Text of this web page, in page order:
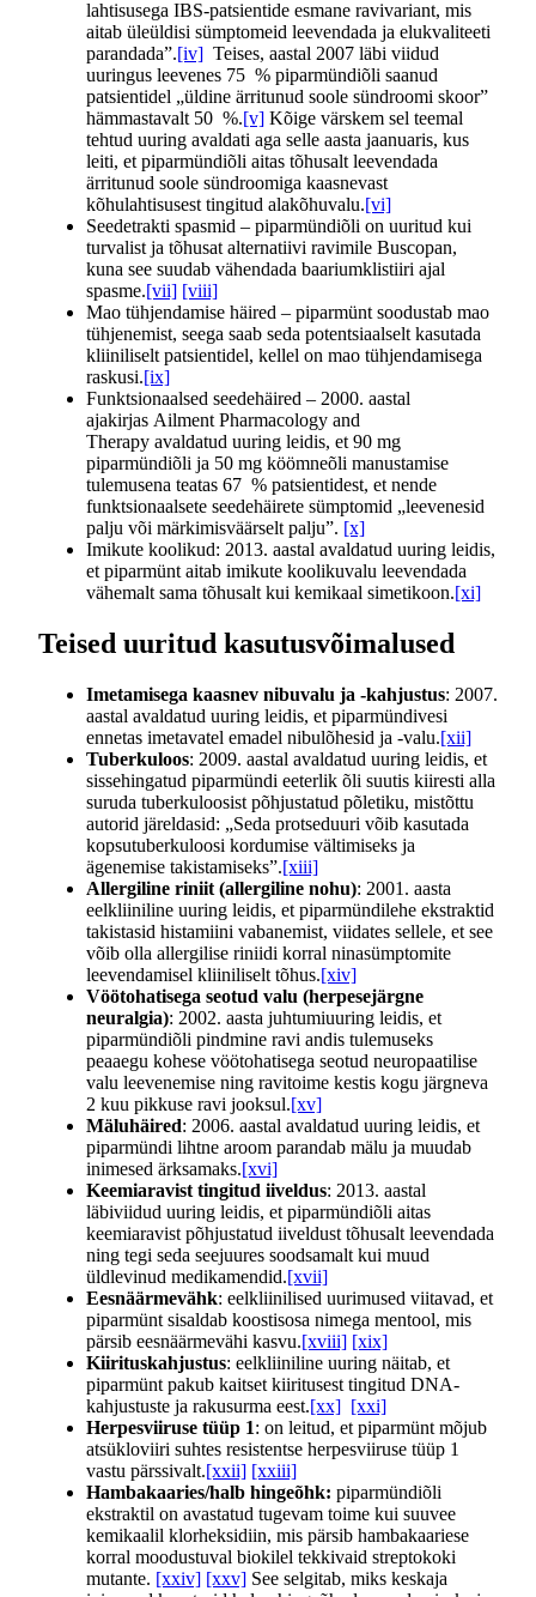
lahtisusega IBS-patsientide esmane ravivariant, mis
aitab üleüldisi sümptomeid leevendada ja elukvaliteeti
parandada”.[iv] Teises, aastal 2007 läbi viidud
uuringus leevenes 75 % piparmündiõli saanud
patsientidel „üldine ärritunud soole sündroomi skoor”
hämmastavalt 50 %.[v] Kõige värskem sel teemal
tehtud uuring avaldati aga selle aasta jaanuaris, kus
leiti, et piparmündiõli aitas tõhusalt leevendada
ärritunud soole sündroomiga kaasnevast
kõhulahtisusest tingitud alakõhuvalu.[vi]
Seedetrakti spasmid – piparmündiõli on uuritud kui
turvalist ja tõhusat alternatiivi ravimile Buscopan,
kuna see suudab vähendada baariumklistiiri ajal
spasme.[vii] [viii]
Mao tühjendamise häired – piparmünt soodustab mao
tühjenemist, seega saab seda potentsiaalselt kasutada
kliiniliselt patsientidel, kellel on mao tühjendamisega
raskusi.[ix]
Funktsionaalsed seedehäired – 2000. aastal
ajakirjas Ailment Pharmacology and
Therapy avaldatud uuring leidis, et 90 mg
piparmündiõli ja 50 mg köömneõli manustamise
tulemusena teatas 67 % patsientidest, et nende
funktsionaalsete seedehäirete sümptomid „leevenesid
palju või märkimisväärselt palju”. [x]
Imikute koolikud: 2013. aastal avaldatud uuring leidis,
et piparmünt aitab imikute koolikuvalu leevendada
vähemalt sama tõhusalt kui kemikaal simetikoon.[xi]
Teised uuritud kasutusvõimalused
Imetamisega kaasnev nibuvalu ja -kahjustus: 2007.
aastal avaldatud uuring leidis, et piparmündivesi
ennetas imetavatel emadel nibulõhesid ja -valu.[xii]
Tuberkuloos: 2009. aastal avaldatud uuring leidis, et
sissehingatud piparmündi eeterlik õli suutis kiiresti alla
suruda tuberkuloosist põhjustatud põletiku, mistõttu
autorid järeldasid: „Seda protseduuri võib kasutada
kopsutuberkuloosi kordumise vältimiseks ja
ägenemise takistamiseks”.[xiii]
Allergiline riniit (allergiline nohu): 2001. aasta
eelkliiniline uuring leidis, et piparmündilehe ekstraktid
takistasid histamiini vabanemist, viidates sellele, et see
võib olla allergilise riniidi korral ninasümptomite
leevendamisel kliiniliselt tõhus.[xiv]
Vöötohatisega seotud valu (herpesejärgne
neuralgia): 2002. aasta juhtumiuuring leidis, et
piparmündiõli pindmine ravi andis tulemuseks
peaaegu kohese vöötohatisega seotud neuropaatilise
valu leevenemise ning ravitoime kestis kogu järgneva
2 kuu pikkuse ravi jooksul.[xv]
Mäluhäired: 2006. aastal avaldatud uuring leidis, et
piparmündi lihtne aroom parandab mälu ja muudab
inimesed ärksamaks.[xvi]
Keemiaravist tingitud iiveldus: 2013. aastal
läbiviidud uuring leidis, et piparmündiõli aitas
keemiaravist põhjustatud iiveldust tõhusalt leevendada
ning tegi seda seejuures soodsamalt kui muud
üldlevinud medikamendid.[xvii]
Eesnäärmevähk: eelkliinilised uurimused viitavad, et
piparmünt sisaldab koostisosa nimega mentool, mis
pärsib eesnäärmevähi kasvu.[xviii] [xix]
Kiirituskahjustus: eelkliiniline uuring näitab, et
piparmünt pakub kaitset kiiritusest tingitud DNA-
kahjustuste ja rakusurma eest.[xx] [xxi]
Herpesviiruse tüüp 1: on leitud, et piparmünt mõjub
atsükloviiri suhtes resistentse herpesviiruse tüüp 1
vastu pärssivalt.[xxii] [xxiii]
Hambakaaries/halb hingeõhk: piparmündiõli
ekstraktil on avastatud tugevam toime kui suuvee
kemikaalil klorheksidiin, mis pärsib hambakaariese
korral moodustuval biokilel tekkivaid streptokoki
mutante. [xxiv] [xxv] See selgitab, miks keskaja